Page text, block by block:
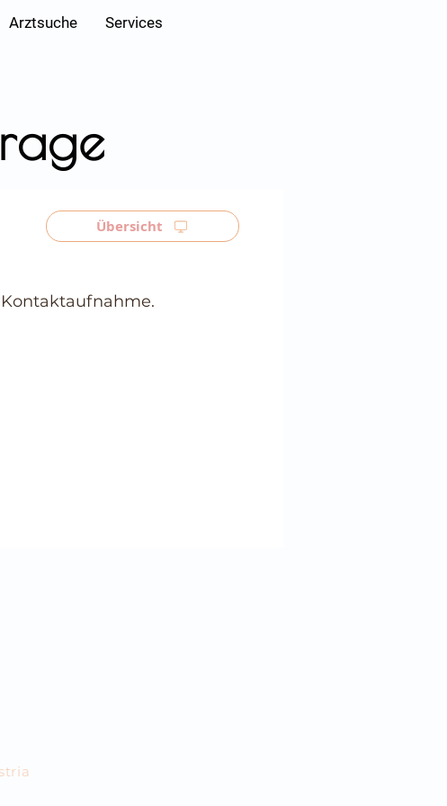
Arztsuche Services
Übersicht